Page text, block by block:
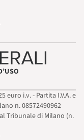
euro i.v. - Partita I.V.A. e
n. 08572490962
Tribunale di Milano (n.